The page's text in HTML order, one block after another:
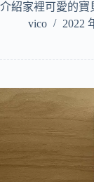
介紹家裡可愛的寶
vico
2022